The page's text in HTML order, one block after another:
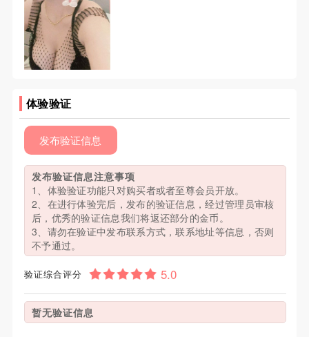
体验验证
发布验证信息
发布验证信息注意事项
1、体验验证功能只对购买者或者至尊会员开放。
2、在进行体验完后，发布的验证信息，经过管理员审核
后，优秀的验证信息我们将返还部分的金币。
3、请勿在验证中发布联系方式，联系地址等信息，否则
不予通过。
验证综合评分
暂无验证信息